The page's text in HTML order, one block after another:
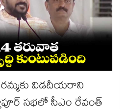
విడదీయరాని
సభలో సీఎం రేవంత్​